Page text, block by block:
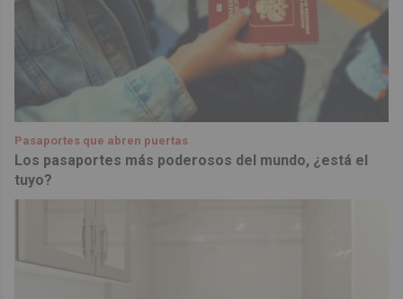
Pasaportes que abren puertas
Los pasaportes más poderosos del mundo, ¿está el
tuyo?